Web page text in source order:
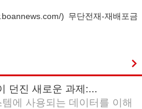
) 무단전재-재배포금
던진 새로운 과제:...
에 사용되는 데이터를 이해